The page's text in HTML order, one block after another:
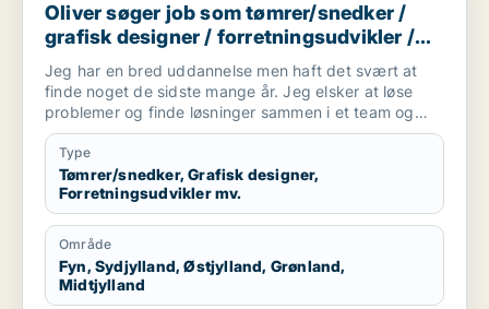
Oliver søger job som tømrer/snedker /
grafisk designer / forretningsudvikler /
kreativ medarbejder / driftsleder
Jeg har en bred uddannelse men haft det svært at
finde noget de sidste mange år. Jeg elsker at løse
problemer og finde løsninger sammen i et team og
alene.
Jeg er akademisk men også hands on (ingeniør og
snedker). Jeg har laved forskellige tømre arbejde
privat, arbejder forskellige produktions virksomheder,
kan bruge mine hænder, læse og laver tekniske
tegninger. Godt til at skitsere ideer, visualiserer,
kommunikation i 7 sproget. Elsker at hjælpe og lede
mennesker. Innovation eller prototype udvikling fra
Idee til produktion er interessant hvor man også skal
Type
Tømrer/snedker, Grafisk designer,
Forretningsudvikler mv.
Område
Fyn, Sydjylland, Østjylland, Grønland,
Midtjylland